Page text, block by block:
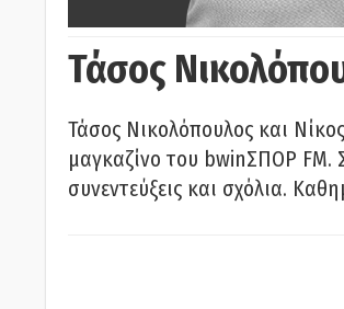
Τάσος
Τάσος Νικολόπουλος και
μαγκαζίνο του bwinΣΠΟΡ FM.
συνεντεύξεις και σχόλια.